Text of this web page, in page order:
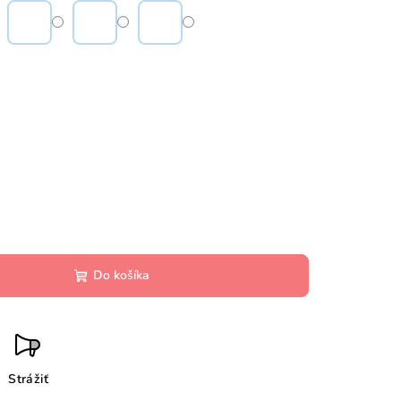
Do košíka
Strážiť